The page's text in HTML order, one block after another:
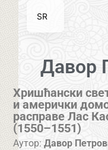
Давор
Хришћански
и амерички
расправе Лас
(1550–1551)
Аутор: Давор
SR
EN